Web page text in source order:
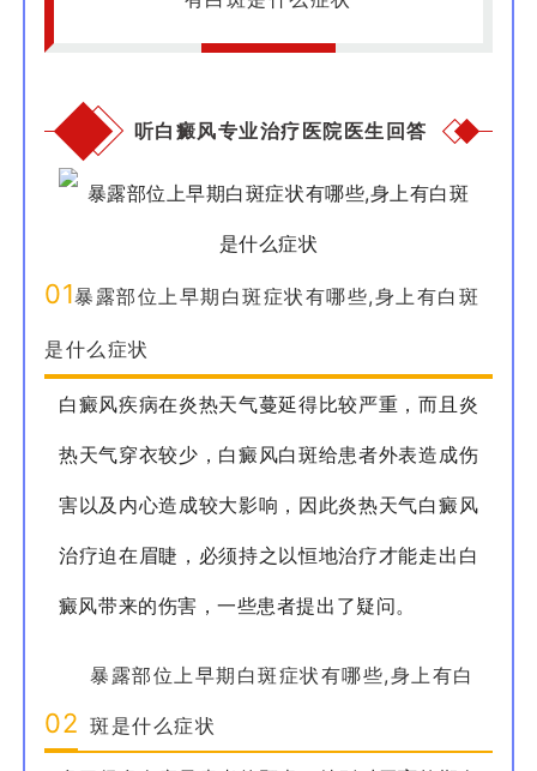
听白癜风专业治疗医院医生回答
01暴露部位上早期白斑症状有哪些,身上有白斑
是什么症状
白癜风疾病在炎热天气蔓延得比较严重，而且炎
热天气穿衣较少，白癜风白斑给患者外表造成伤
害以及内心造成较大影响，因此炎热天气白癜风
治疗迫在眉睫，必须持之以恒地治疗才能走出白
癜风带来的伤害，一些患者提出了疑问。
02
暴露部位上早期白斑症状有哪些,身上有白
斑是什么症状